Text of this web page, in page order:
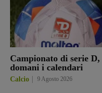
Campionato di serie D,
domani i calendari
Calcio 9 Agosto 2026